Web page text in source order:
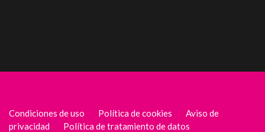
Condiciones de uso Política de cookies
Aviso de
privacidad
Política de tratamiento de datos